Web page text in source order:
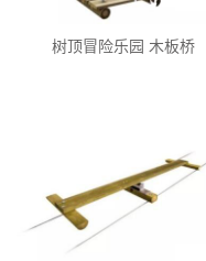
树顶冒险乐园 木板桥